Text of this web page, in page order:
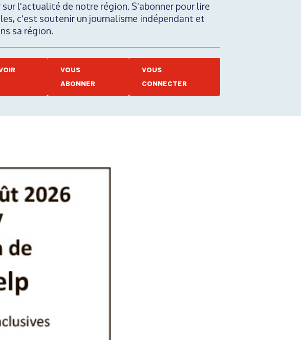
sur l'actualité de notre région. S'abonner pour lire
c'est soutenir un journalisme indépendant et
sa région.
VOUS
ABONNER
VOUS
CONNECTER